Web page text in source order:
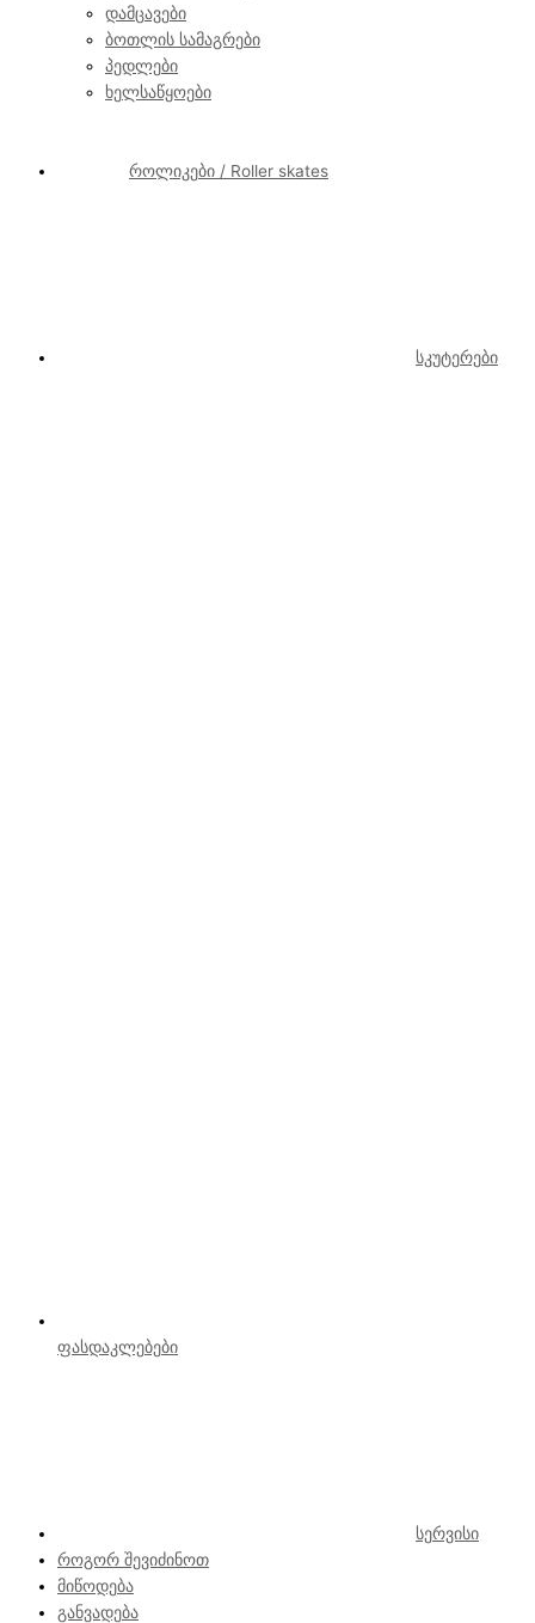
დამცავები
ბოთლის სამაგრები
პედლები
ხელსაწყოები
როლიკები / Roller skates
სკუტერები
ფასდაკლებები
სერვისი
როგორ შევიძინოთ
მიწოდება
განვადება